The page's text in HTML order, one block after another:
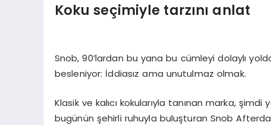
Koku seçimiyle tarzını anlat
Snob, 90’lardan bu yana bu cümleyi dolaylı
besleniyor: İddiasız ama unutulmaz olmak.
Klasik ve kalıcı kokularıyla tanınan marka,
bugünün şehirli ruhuyla buluşturan Snob